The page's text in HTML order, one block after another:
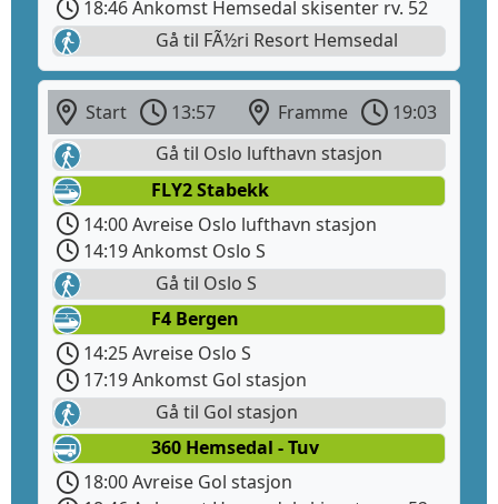
18:46 Ankomst Hemsedal skisenter rv. 52
Gå til FÃ½ri Resort Hemsedal
Start 13:57 Framme
19:03
Gå til Oslo lufthavn stasjon
FLY2 Stabekk
14:00 Avreise Oslo lufthavn stasjon
14:19 Ankomst Oslo S
Gå til Oslo S
F4 Bergen
14:25 Avreise Oslo S
17:19 Ankomst Gol stasjon
Gå til Gol stasjon
360 Hemsedal - Tuv
18:00 Avreise Gol stasjon